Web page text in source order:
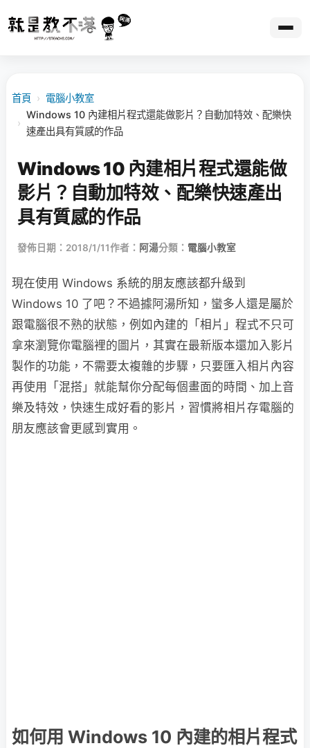
首頁 › 電腦小教室
›
Windows 10 內建相片程式還能做影片？自動加特效、配樂快
速產出具有質感的作品
Windows 10 內建相片程式還能做
影片？自動加特效、配樂快速產出
具有質感的作品
發佈日期：2018/1/11作者： 阿湯分類： 電腦小教室
現在使用 Windows 系統的朋友應該都升級到
Windows 10 了吧？不過據阿湯所知，蠻多人還是屬於
跟電腦很不熟的狀態，例如內建的「相片」程式不只可
拿來瀏覽你電腦裡的圖片，其實在最新版本還加入影片
製作的功能，不需要太複雜的步驟，只要匯入相片內容
再使用「混搭」就能幫你分配每個畫面的時間、加上音
樂及特效，快速生成好看的影片，習慣將相片存電腦的
朋友應該會更感到實用。
如何用 Windows 10 內建的相片程式